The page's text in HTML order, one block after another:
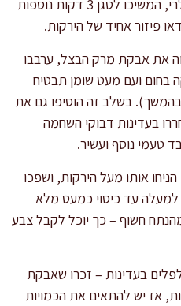
הוסיפו את השום, הגזר והסלרי, המשיכו לטגן 3 דקות נוספות
פיזור אחיד של הירקות.
את אבקת מרק הבצל, ערבבו
בחום ועם מעט שומן תבטיח
בהמשך). בשלב זה הוסיפו גם את
בעדינות דבוקי השחמה
טעמי נוסף ועשיר.
אותו מעל הירקות, ושפכו
למעלה עד כיסוי כמעט מלא
חשוף – כך יוכל לקבל צבע
בעדינות – זכרו שאבקת
אז יש להתאים את הכמויות